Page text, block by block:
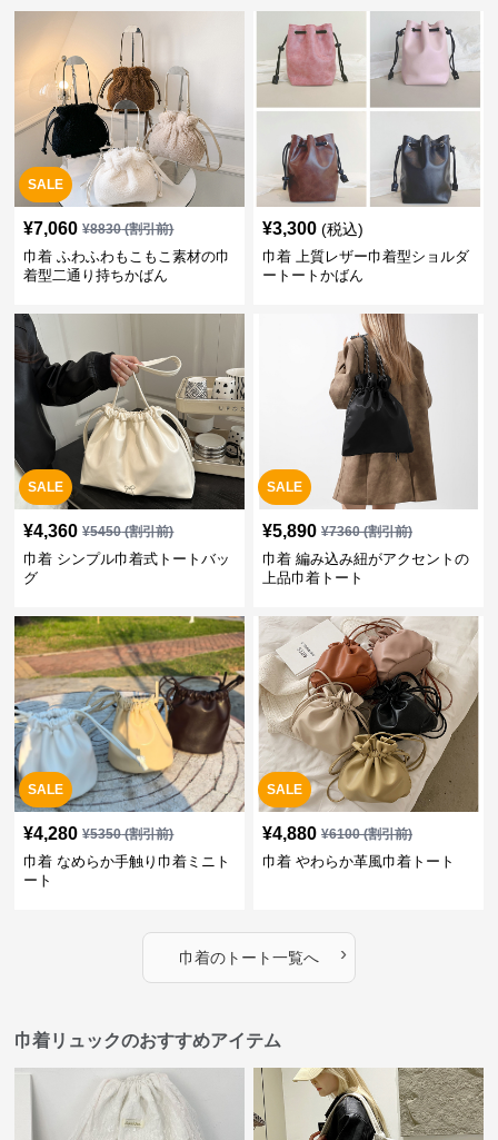
SALE
¥7,060 ¥8830(割引前)
巾着 ふわふわもこもこ素材の巾
着型二通り持ちかばん
¥3,300 (税込)
巾着 上質レザー巾着型ショルダ
ートートかばん
SALE
¥4,360 ¥5450(割引前)
巾着 シンプル巾着式トートバッ
グ
SALE
¥5,890 ¥7360(割引前)
巾着 編み込み紐がアクセントの
上品巾着トート
SALE
¥4,280 ¥5350(割引前)
巾着 なめらか手触り巾着ミニト
ート
SALE
¥4,880 ¥6100(割引前)
巾着 やわらか革風巾着トート
巾着のトート一覧へ ›
巾着リュックのおすすめアイテム